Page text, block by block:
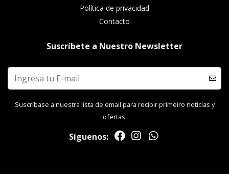
Política de privacidad
Contacto
Suscríbete a Nuestro Newsletter
Suscríbase a nuestra lista de email para recibir primeiro noticias y
ofertas.
Síguenos: